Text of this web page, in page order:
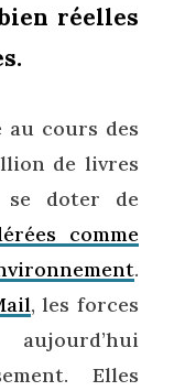
réelles
au cours des
de livres
se doter de
comme
.
, les forces
Elles